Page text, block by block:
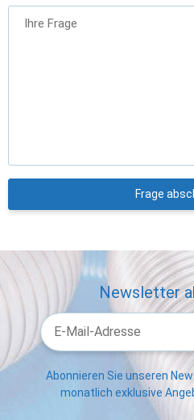
Ihre Frage
Frage
Newsletter
Abonnieren Sie unseren
monatlich exklusive